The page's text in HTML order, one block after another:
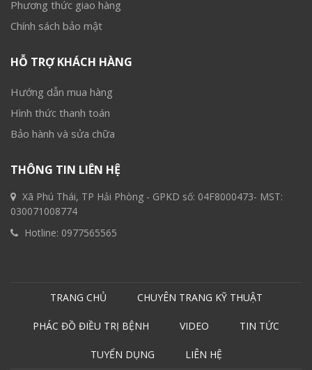
Phương thức giao hàng
Chính sách bảo mật
HỖ TRỢ KHÁCH HÀNG
Hướng dẫn mua hàng
Hình thức thanh toán
Bảo hành và sửa chữa
THÔNG TIN LIÊN HỆ
Xã Phú Thái, TP Hải Phòng - GPKD số: 04F8000473- MST:
030071008774
Hotline: 0977565565
TRANG CHỦ CHUYÊN TRANG KỸ THUẬT
PHÁC ĐỒ ĐIỀU TRỊ BỆNH VIDEO TIN TỨC
TUYỂN DỤNG LIÊN HỆ